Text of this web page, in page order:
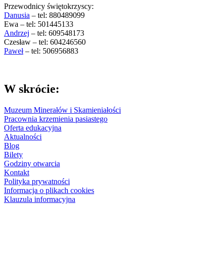
Przewodnicy świętokrzyscy:
Danusia – tel: 880489099
Ewa – tel: 501445133
Andrzej – tel: 609548173
Czesław – tel: 604246560
Paweł– tel: 506956883
W skrócie:
Muzeum Minerałów i Skamieniałości
Pracownia krzemienia pasiastego
Oferta edukacyjna
Aktualności
Blog
Bilety
Godziny otwarcia
Kontakt
Polityka prywatności
Informacja o plikach cookies
Klauzula informacyjna